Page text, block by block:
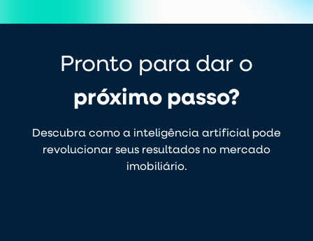
Pronto para dar o
próximo passo?
Descubra como a inteligência artificial pode
revolucionar seus resultados no mercado
imobiliário.